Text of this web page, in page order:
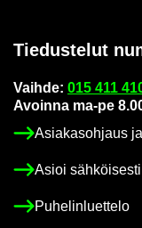
Tie­dus­te­lut
Vaih­de: 015 411
Avoin­na ma-pe
Asia­kas­oh­jaus
Asioi säh­köi­ses­ti
Pu­he­lin­luet­te­lo